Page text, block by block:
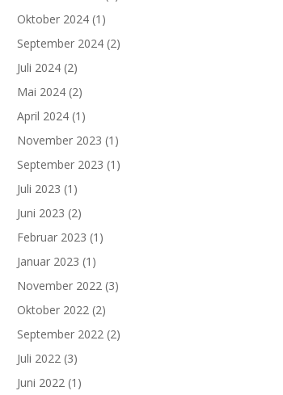
Oktober 2024 (1)
September 2024 (2)
Juli 2024 (2)
Mai 2024 (2)
April 2024 (1)
November 2023 (1)
September 2023 (1)
Juli 2023 (1)
Juni 2023 (2)
Februar 2023 (1)
Januar 2023 (1)
November 2022 (3)
Oktober 2022 (2)
September 2022 (2)
Juli 2022 (3)
Juni 2022 (1)